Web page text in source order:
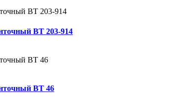
BT 203-914
BT 46